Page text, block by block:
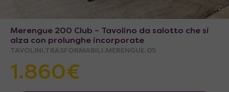
Merengue 200 Club – Tavolino da salotto che si
alza con prolunghe incorporate
TAVOLINI.TRASFORMABILI.MERENGUE.05
1.860€